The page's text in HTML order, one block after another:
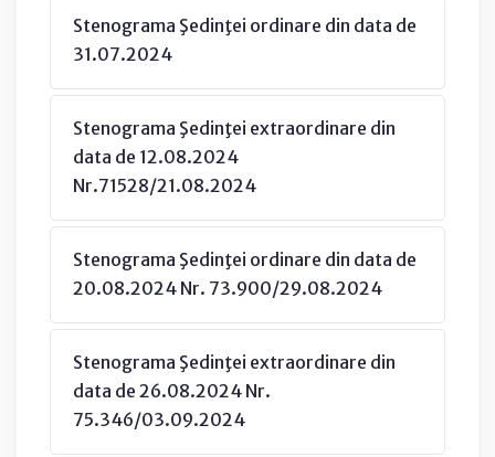
Stenograma Şedinţei ordinare din data de
31.07.2024
Stenograma Şedinţei extraordinare din
data de 12.08.2024
Nr.71528/21.08.2024
Stenograma Şedinţei ordinare din data de
20.08.2024 Nr. 73.900/29.08.2024
Stenograma Şedinţei extraordinare din
data de 26.08.2024 Nr.
75.346/03.09.2024